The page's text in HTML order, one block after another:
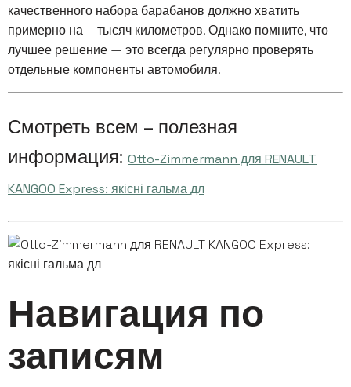
качественного набора барабанов должно хватить
примерно на – тысяч километров. Однако помните, что
лучшее решение — это всегда регулярно проверять
отдельные компоненты автомобиля.
Смотреть всем – полезная
информация: Otto-Zimmermann для RENAULT
KANGOO Express: якісні гальма дл
Навигация по
записям